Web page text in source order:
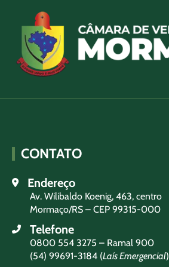
CONTATO
Endereço
Av. Wilibaldo Koenig, 463, centro
Mormaço/RS – CEP 99315-000
Telefone
0800 554 3275 – Ramal 900
(54) 99691-3184 (Laís Emergencial)